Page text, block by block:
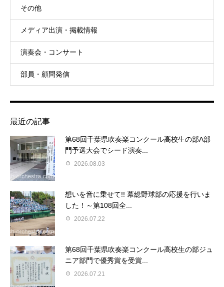
その他
メディア出演・掲載情報
演奏会・コンサート
部員・顧問発信
最近の記事
第68回千葉県吹奏楽コンクール高校生の部A部
門予選大会でシード演奏...
2026.08.03
想いを音に乗せて!! 幕総野球部の応援を行いま
した！～第108回全...
2026.07.22
第68回千葉県吹奏楽コンクール高校生の部ジュ
ニア部門で優秀賞を受賞...
2026.07.21